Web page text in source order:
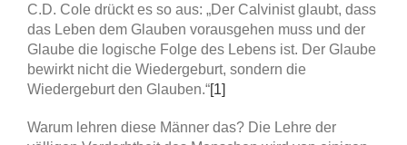
C.D. Cole drückt es so aus: „Der Calvinist glaubt, dass
das Leben dem Glauben vorausgehen muss und der
Glaube die logische Folge des Lebens ist. Der Glaube
bewirkt nicht die Wiedergeburt, sondern die
Wiedergeburt den Glauben.“[1]
Warum lehren diese Männer das? Die Lehre der